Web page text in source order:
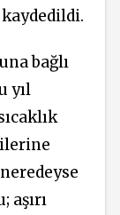
bağlı
yıl
aşırı